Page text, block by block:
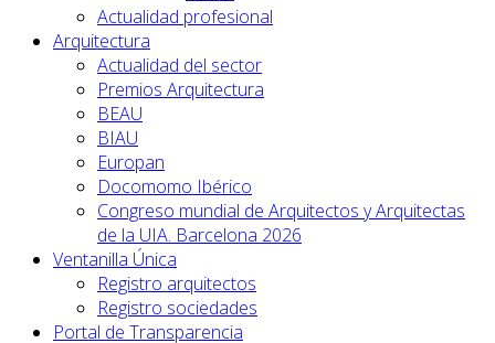
Actualidad profesional
Arquitectura
Actualidad del sector
Premios Arquitectura
BEAU
BIAU
Europan
Docomomo Ibérico
Congreso mundial de Arquitectos y Arquitectas
de la UIA. Barcelona 2026
Ventanilla Única
Registro arquitectos
Registro sociedades
Portal de Transparencia